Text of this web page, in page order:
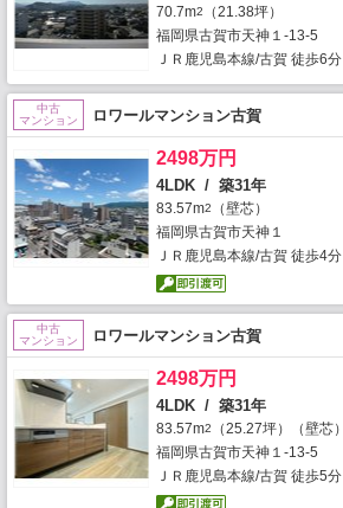
70.7m2
（21.38坪）
福岡県古賀市天神１-13-5
ＪＲ鹿児島本線/古賀 徒歩6分
中古
マンション
ロワールマンション古賀
2498万円
4LDK / 築31年
83.57m2
（壁芯）
福岡県古賀市天神１
ＪＲ鹿児島本線/古賀 徒歩4分
中古
マンション
ロワールマンション古賀
2498万円
4LDK / 築31年
83.57m2
（25.27坪）（壁芯）
福岡県古賀市天神１-13-5
ＪＲ鹿児島本線/古賀 徒歩5分